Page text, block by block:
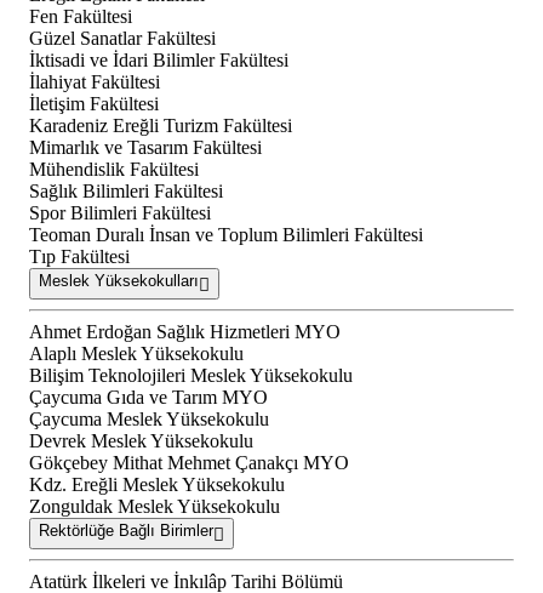
Fen Fakültesi
Güzel Sanatlar Fakültesi
İktisadi ve İdari Bilimler Fakültesi
İlahiyat Fakültesi
İletişim Fakültesi
Karadeniz Ereğli Turizm Fakültesi
Mimarlık ve Tasarım Fakültesi
Mühendislik Fakültesi
Sağlık Bilimleri Fakültesi
Spor Bilimleri Fakültesi
Teoman Duralı İnsan ve Toplum Bilimleri Fakültesi
Tıp Fakültesi
Meslek Yüksekokulları
Ahmet Erdoğan Sağlık Hizmetleri MYO
Alaplı Meslek Yüksekokulu
Bilişim Teknolojileri Meslek Yüksekokulu
Çaycuma Gıda ve Tarım MYO
Çaycuma Meslek Yüksekokulu
Devrek Meslek Yüksekokulu
Gökçebey Mithat Mehmet Çanakçı MYO
Kdz. Ereğli Meslek Yüksekokulu
Zonguldak Meslek Yüksekokulu
Rektörlüğe Bağlı Birimler
Atatürk İlkeleri ve İnkılâp Tarihi Bölümü